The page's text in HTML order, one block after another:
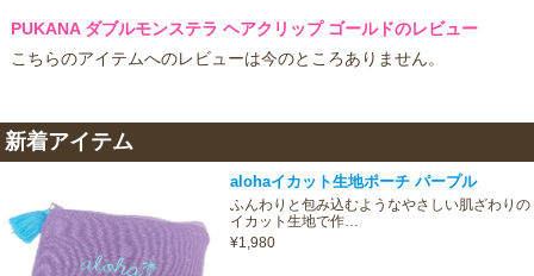
PUKANA ダブルモンステラ ヘアクリップ ゴールドのレビュー
こちらのアイテムへのレビューは今のところありません。
新着アイテム
alohaイカット生地ポーチ パープル
ふんわりと包み込むようなやさしい肌ざわりの
イカット生地で作…
¥1,980